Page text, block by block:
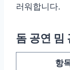
러워합니다.
돔 공연 밈
항